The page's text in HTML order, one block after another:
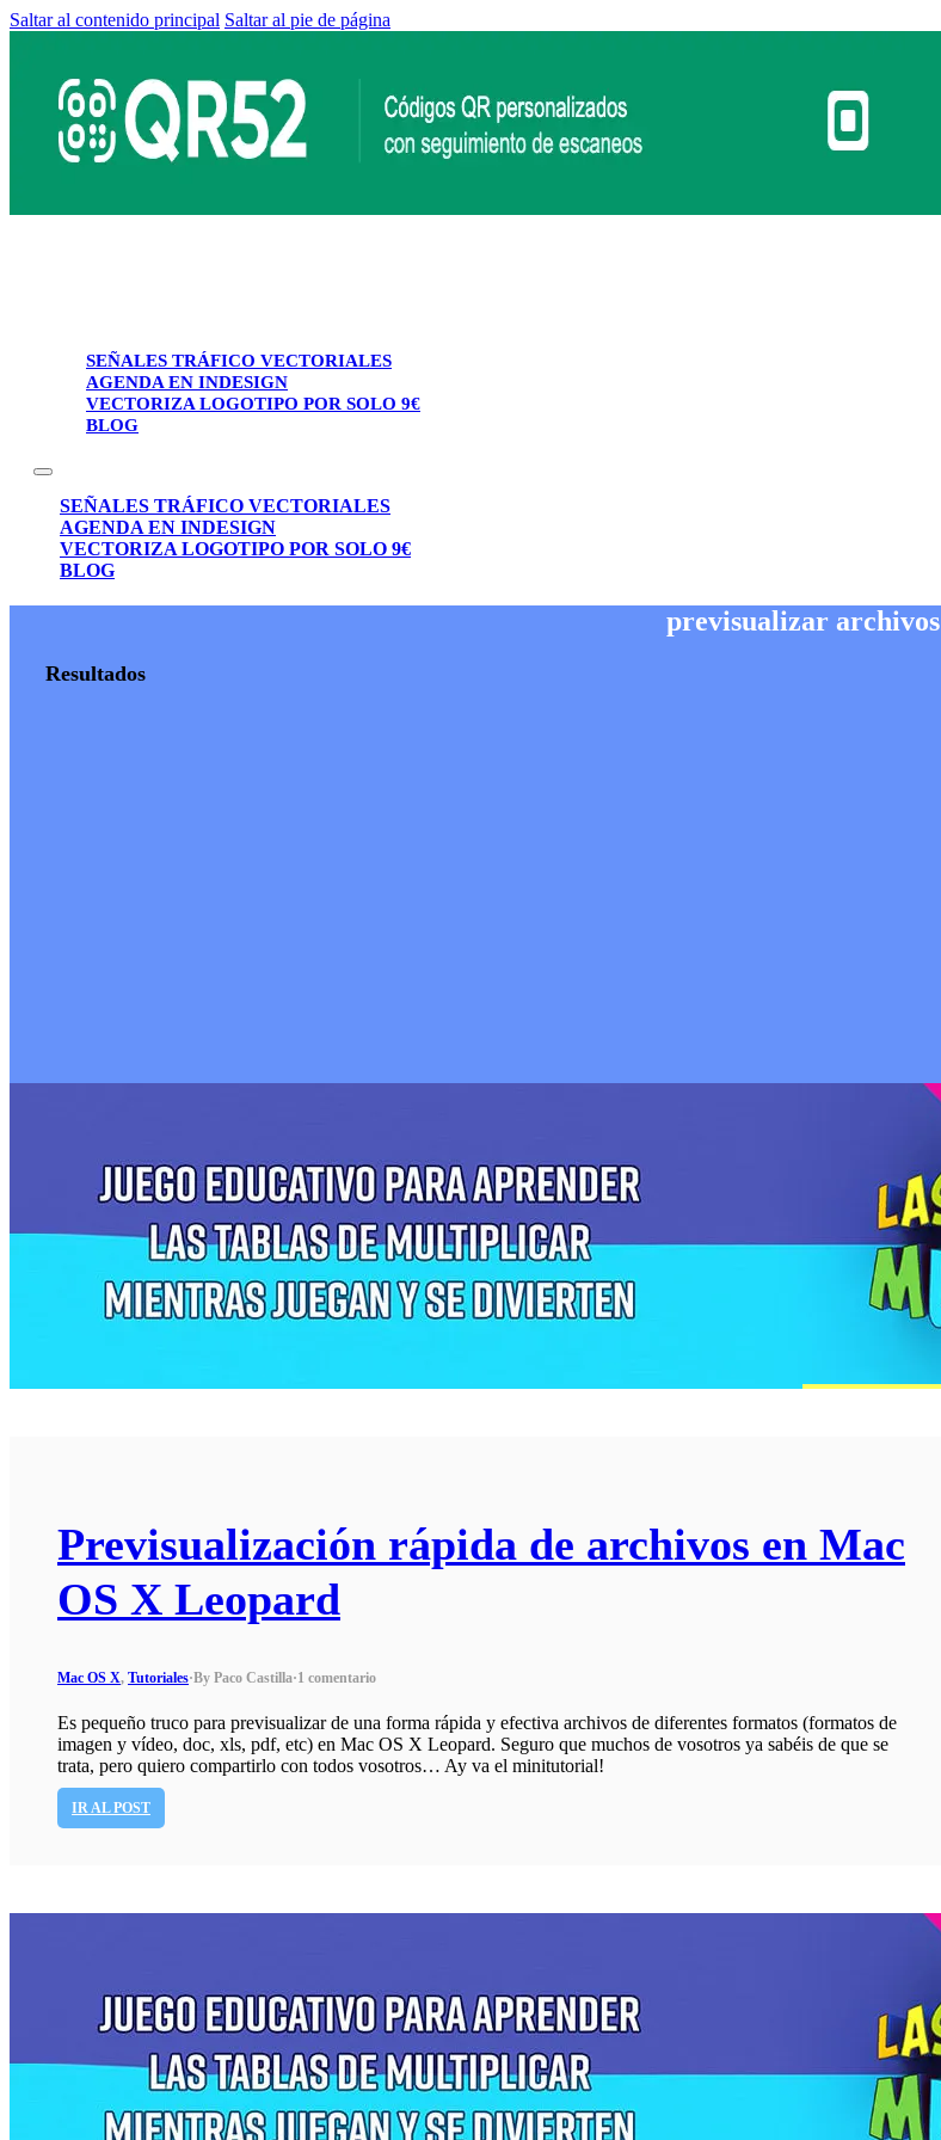
Saltar al contenido principal Saltar al pie de página
SEÑALES TRÁFICO VECTORIALES
AGENDA EN INDESIGN
VECTORIZA LOGOTIPO POR SOLO 9€
BLOG
SEÑALES TRÁFICO VECTORIALES
AGENDA EN INDESIGN
VECTORIZA LOGOTIPO POR SOLO 9€
BLOG
previsualizar archivos
Resultados
Previsualización rápida de archivos en Mac
OS X Leopard
Mac OS X, Tutoriales·By Paco Castilla·1 comentario
Es pequeño truco para previsualizar de una forma rápida y efectiva archivos de diferentes formatos (formatos de
imagen y vídeo, doc, xls, pdf, etc) en Mac OS X Leopard. Seguro que muchos de vosotros ya sabéis de que se
trata, pero quiero compartirlo con todos vosotros… Ay va el minitutorial!
IR AL POST